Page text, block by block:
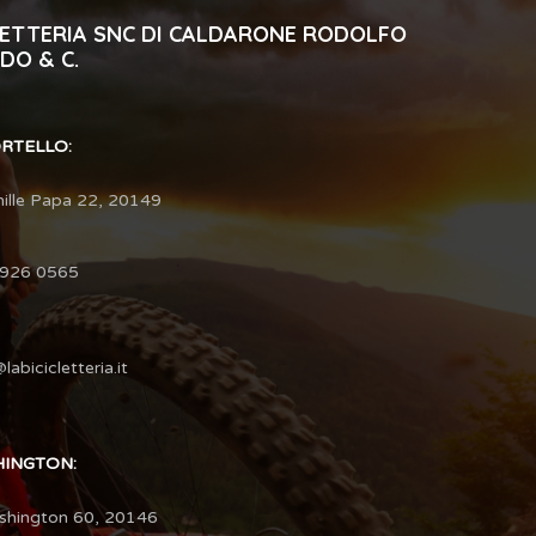
SNC DI CALDARONE RODOLFO
& C.
Papa 22, 20149
0565
60, 20146